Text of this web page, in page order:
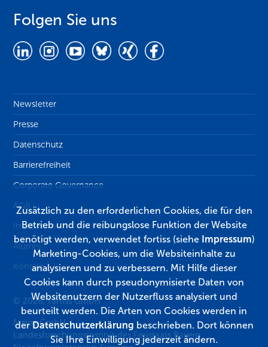
Folgen Sie uns
Newsletter
Presse
Datenschutz
Barrierefreiheit
Corporate Governance
AGB
Impressum
Alumni
Kontakt
© 2026, fortiss GmbH
fortiss GmbH
Landesforschungsinstitut des Freistaats Bayern
Zusätzlich zu den erforderlichen Cookies, die für den
Betrieb und die reibungslose Funktion der Website
benötigt werden, verwendet fortiss (siehe Impressum)
Marketing-Cookies, um die Websiteinhalte zu
analysieren und zu verbessern. Mit Hilfe dieser
Cookies kann durch pseudonymisierte Daten von
Websitenutzern der Nutzerfluss analysiert und
beurteilt werden. Die Arten von Cookies werden in
derDatenschutzerklärung beschrieben. Dort können
Sie Ihre Einwilligung jederzeit ändern.